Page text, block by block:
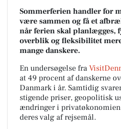
Sommerferien handler for
være sammen og få et
når ferien skal planlægges,
overblik og fleksibilitet
mange danskere.
En undersøgelse fra
at 49 procent af danskerne
Danmark i år. Samtidig
stigende priser, geopolitisk
ændringer i
deres valg af rejsemål.